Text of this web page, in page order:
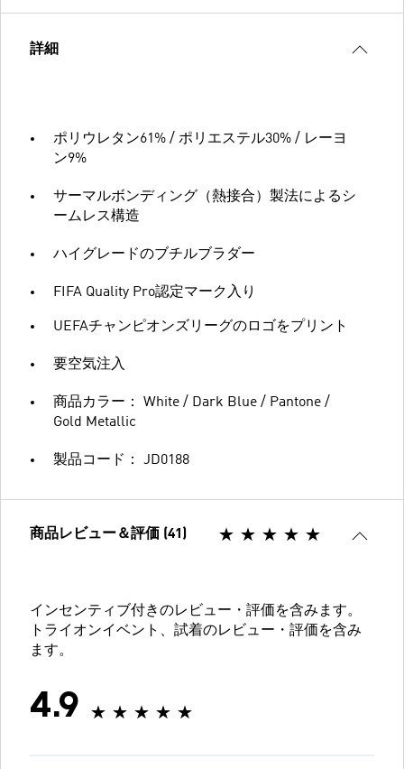
詳細
ポリウレタン61% / ポリエステル30% / レーヨ
ン9%
サーマルボンディング（熱接合）製法によるシ
ームレス構造
ハイグレードのブチルブラダー
FIFA Quality Pro認定マーク入り
UEFAチャンピオンズリーグのロゴをプリント
要空気注入
商品カラー： White / Dark Blue / Pantone /
Gold Metallic
製品コード： JD0188
商品レビュー＆評価 (41)
インセンティブ付きのレビュー・評価を含みます。
トライオンイベント、試着のレビュー・評価を含み
ます。
4.9